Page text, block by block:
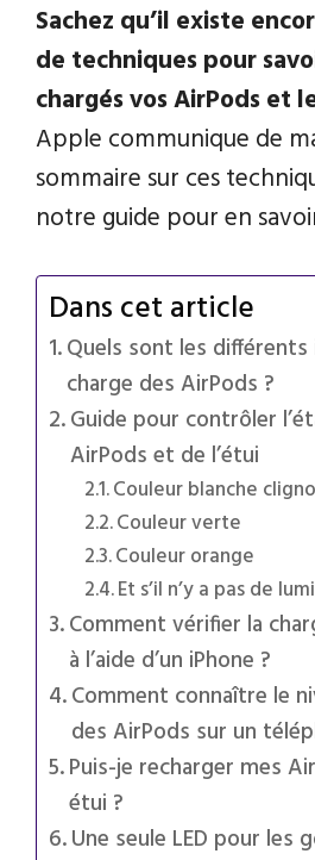
Sachez qu’il existe
de techniques pour
chargés vos AirPods et
Apple communique de
sommaire sur ces
notre guide pour en
Dans cet article
Quels sont les
charge des AirPods ?
Guide pour contrôler
AirPods et de l’étui
Couleur blanche
Couleur verte
Couleur orange
Et s’il n’y a pas de
Comment vérifier la
à l’aide d’un iPhone ?
Comment connaître le
des AirPods sur un
Puis-je recharger mes
étui ?
Une seule LED pour les